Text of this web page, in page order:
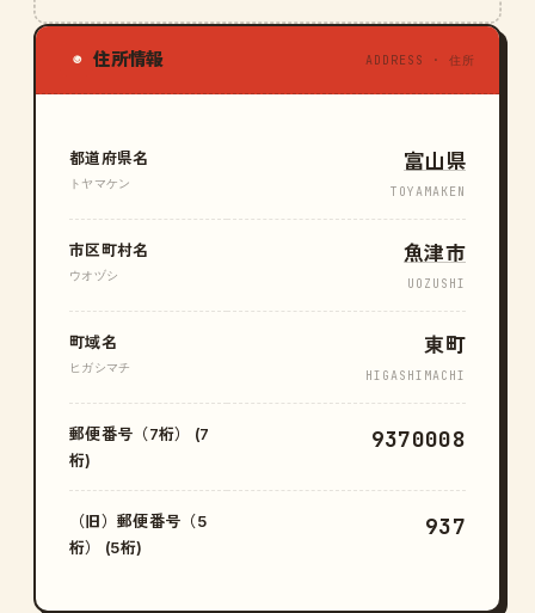
◉ 住所情報 ADDRESS · 住所
都道府県名
トヤマケン
富山県
TOYAMAKEN
市区町村名
ウオヅシ
魚津市
UOZUSHI
町域名
ヒガシマチ
東町
HIGASHIMACHI
郵便番号（7桁） (7
桁)
9370008
（旧）郵便番号（5
桁） (5桁)
937